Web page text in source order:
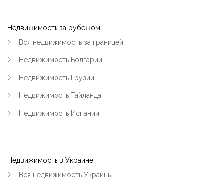
Недвижимость за рубежом
Вся недвижимость за границей
Недвижимость Болгарии
Недвижимость Грузии
Недвижимость Тайланда
Недвижимость Испании
Недвижимость в Украине
Вся недвижимость Украины